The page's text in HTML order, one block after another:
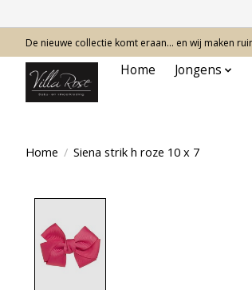
De nieuwe collectie komt eraan… en wij maken
Home Jongens
Home / Siena strik h roze 10 x 7